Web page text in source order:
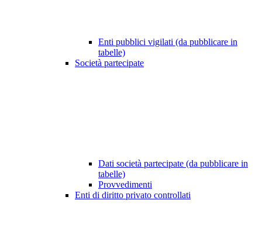
Enti pubblici vigilati (da pubblicare in
tabelle)
Società partecipate
Dati società partecipate (da pubblicare in
tabelle)
Provvedimenti
Enti di diritto privato controllati